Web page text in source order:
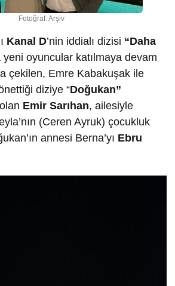
Fotoğraf: Arşiv
Kanal D’nin iddialı dizisi “Daha
oyuncular katılmaya devam
çekilen, Emre Kabakuşak ile
diziye “Doğukan”
Emir Sarıhan, ailesiyle
(Ceren Ayruk) çocukluk
annesi Berna’yı Ebru